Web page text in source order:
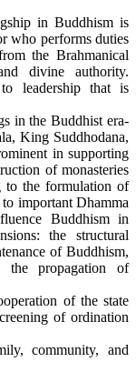
in Buddhism is
who performs duties
the Brahmanical
divine authority.
leadership that is
in the Buddhist era-
King Suddhodana,
in supporting
of monasteries
to the formulation of
important Dhamma
Buddhism in
the structural
of Buddhism,
the propagation of
of the state
of ordination
community, and